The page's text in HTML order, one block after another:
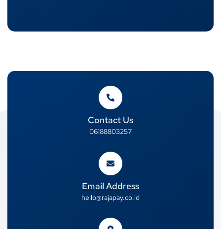
Contact Us
06188803257
Email Address
hello@rajapay.co.id